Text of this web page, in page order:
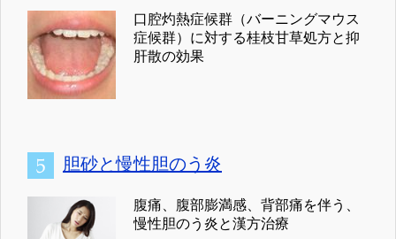
口腔灼熱症候群（バーニングマウス
症候群）に対する桂枝甘草処方と抑
肝散の効果
胆砂と慢性胆のう炎
腹痛、腹部膨満感、背部痛を伴う、
慢性胆のう炎と漢方治療